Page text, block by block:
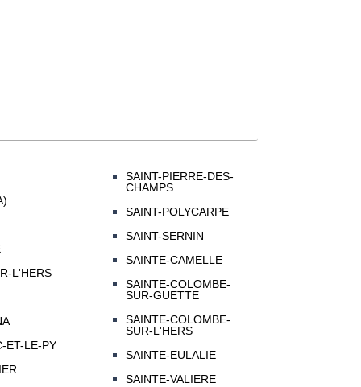
L'HERS
ET-LE-PY
SAINT-PIERRE-DES-
CHAMPS
SAINT-POLYCARPE
SAINT-SERNIN
SAINTE-CAMELLE
SAINTE-COLOMBE-
SUR-GUETTE
SAINTE-COLOMBE-
SUR-L'HERS
SAINTE-EULALIE
SAINTE-VALIERE